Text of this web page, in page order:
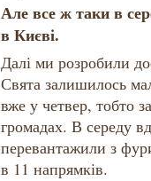
Але все ж таки в
в Києві.
Далі ми розробили
Свята залишилось
вже у четвер, тобто
громадах. В середу
перевантажили з
в 11 напрямків.